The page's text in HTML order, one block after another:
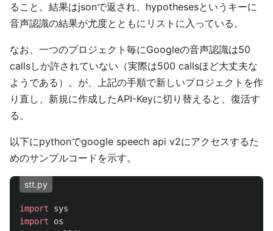
ること。結果はjsonで返され、hypothesesというキーに
音声認識の結果が尤度とともにリストに入っている。
なお、一つのプロジェクト毎にGoogleの音声認識は50
callsしか許されていない（実際は500 callsほど大丈夫な
ようである）。が、上記の手順で新しいプロジェクトを作
り直し、新規に作成したAPI-Keyに切り替えると、復活す
る。
以下にpythonでgoogle speech api v2にアクセスするた
めのサンプルコードを示す。
stt.py
import
sys
import
os